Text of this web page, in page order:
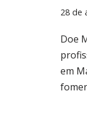
28 de
Doe
em